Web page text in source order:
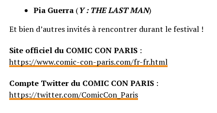
Pia Guerra(Y : THE LAST MAN)
Et bien d’autres invités à rencontrer durant le festival !
Site officiel du COMIC CON PARIS:
https://www.comic-con-paris.com/fr-fr.html
Compte Twitter du COMIC CON PARIS:
https://twitter.com/ComicCon_Paris